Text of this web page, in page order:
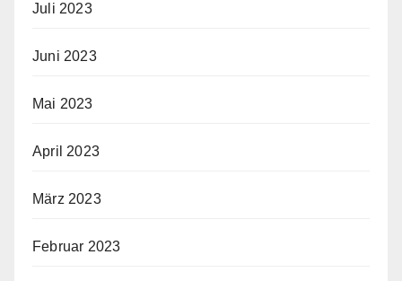
Juli 2023
Juni 2023
Mai 2023
April 2023
März 2023
Februar 2023